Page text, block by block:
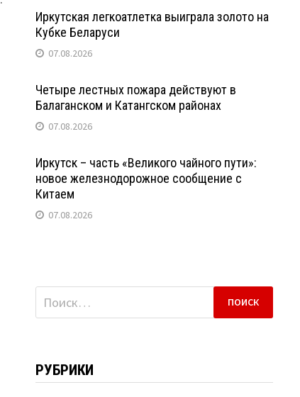
Иркутская легкоатлетка выиграла золото на
Кубке Беларуси
07.08.2026
Четыре лестных пожара действуют в
Балаганском и Катангском районах
07.08.2026
Иркутск – часть «Великого чайного пути»:
новое железнодорожное сообщение с
Китаем
07.08.2026
Найти:
РУБРИКИ